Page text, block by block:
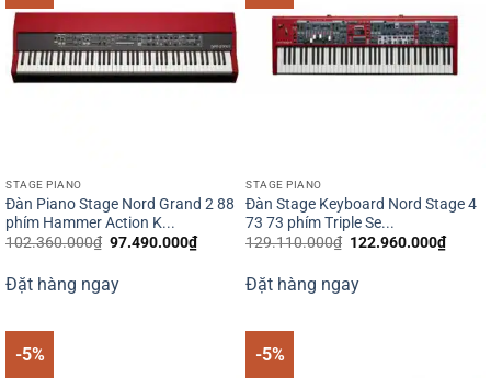
STAGE PIANO
Đàn Piano Stage Nord Grand 2 88
phím Hammer Action K...
102.360.000₫ Giá
102.360.000₫.
97.490.000₫Giá
hiện
97.490.000₫.
Đặt hàng ngay
STAGE PIANO
Đàn Stage Keyboard Nord Stage 4
73 73 phím Triple Se...
129.110.000₫ Giá
129.110.000₫.
122.960.000₫Giá
hiện
Đặt hàng ngay
-5% -5%